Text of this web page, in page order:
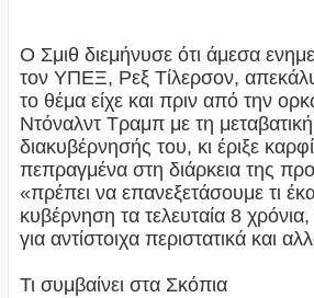
Ο Σμιθ διεμήνυσε ότι άμεσα
τον ΥΠΕΞ, Ρεξ Τίλερσον,
το θέμα είχε και πριν από την
Ντόναλντ Τραμπ με τη
διακυβέρνησής του, κι έριξε
πεπραγμένα στη διάρκεια της
«πρέπει να επανεξετάσουμε τι
κυβέρνηση τα τελευταία 8 χρόνια,
για αντίστοιχα περιστατικά και
Τι συμβαίνει στα Σκόπια